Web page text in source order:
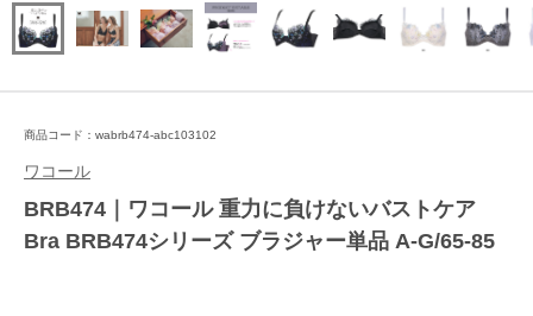
商品コード：wabrb474-abc103102
ワコール
BRB474｜ワコール 重力に負けないバストケア
Bra BRB474シリーズ ブラジャー単品 A-G/65-85